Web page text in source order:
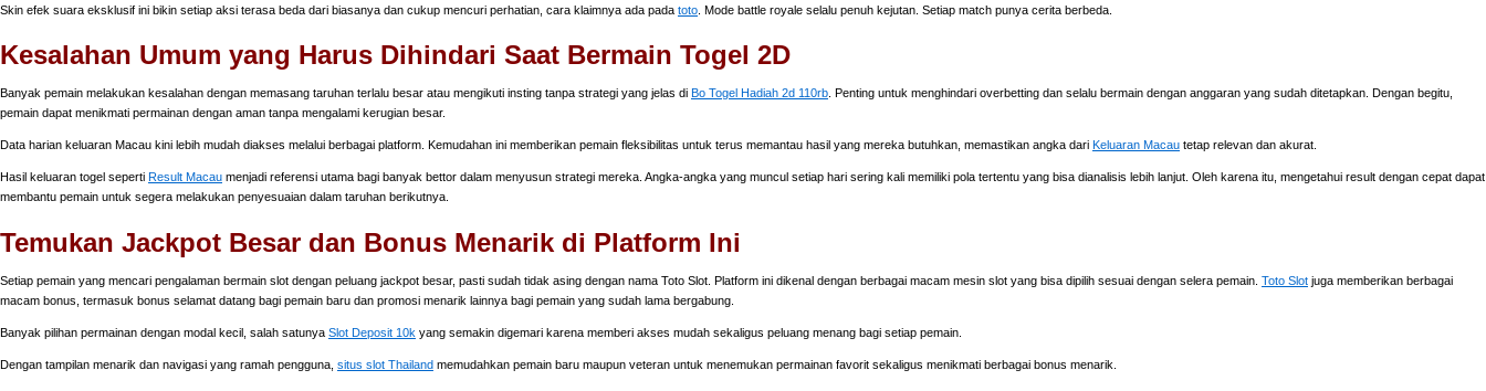
Skin efek suara eksklusif ini bikin setiap aksi terasa beda dari biasanya dan cukup mencuri perhatian, cara klaimnya ada pada toto . Mode battle royale selalu penuh kejutan. Setiap match punya cerita berbeda.
Kesalahan Umum yang Harus Dihindari Saat Bermain Togel 2D
Banyak pemain melakukan kesalahan dengan memasang taruhan terlalu besar atau mengikuti insting tanpa strategi yang jelas di Bo Togel Hadiah 2d 110rb . Penting untuk menghindari overbetting dan selalu bermain dengan anggaran yang sudah ditetapkan. Dengan begitu,
pemain dapat menikmati permainan dengan aman tanpa mengalami kerugian besar.
Data harian keluaran Macau kini lebih mudah diakses melalui berbagai platform. Kemudahan ini memberikan pemain fleksibilitas untuk terus memantau hasil yang mereka butuhkan, memastikan angka dari Keluaran Macau tetap relevan dan akurat.
Hasil keluaran togel seperti Result Macau menjadi referensi utama bagi banyak bettor dalam menyusun strategi mereka. Angka-angka yang muncul setiap hari sering kali memiliki pola tertentu yang bisa dianalisis lebih lanjut. Oleh karena itu, mengetahui result dengan cepat dapat
membantu pemain untuk segera melakukan penyesuaian dalam taruhan berikutnya.
Temukan Jackpot Besar dan Bonus Menarik di Platform Ini
Setiap pemain yang mencari pengalaman bermain slot dengan peluang jackpot besar, pasti sudah tidak asing dengan nama Toto Slot. Platform ini dikenal dengan berbagai macam mesin slot yang bisa dipilih sesuai dengan selera pemain. Toto Slot juga memberikan berbagai
macam bonus, termasuk bonus selamat datang bagi pemain baru dan promosi menarik lainnya bagi pemain yang sudah lama bergabung.
Banyak pilihan permainan dengan modal kecil, salah satunya Slot Deposit 10k yang semakin digemari karena memberi akses mudah sekaligus peluang menang bagi setiap pemain.
Dengan tampilan menarik dan navigasi yang ramah pengguna, situs slot Thailand memudahkan pemain baru maupun veteran untuk menemukan permainan favorit sekaligus menikmati berbagai bonus menarik.